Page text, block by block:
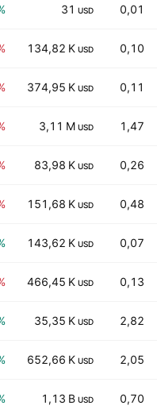
31 USD 0,01
134,82 K USD 0,10
374,95 K USD 0,11
3,11 M USD 1,47
83,98 K USD 0,26
151,68 K USD 0,48
143,62 K USD 0,07
466,45 K USD 0,13
35,35 K USD 2,82
652,66 K USD 2,05
1,13 B USD 0,70